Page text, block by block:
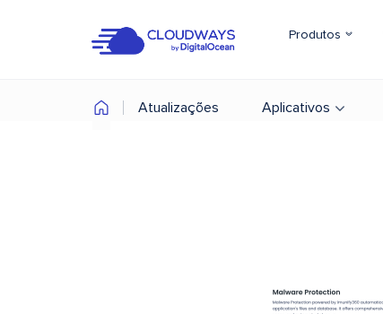
Produtos
Atualizações Aplicativos